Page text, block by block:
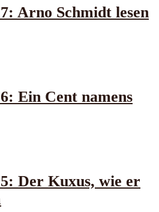
Arno Schmidt lesen
Ein Cent namens
Der Kuxus, wie er